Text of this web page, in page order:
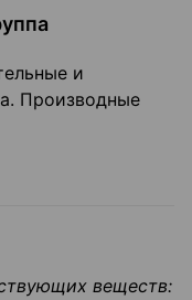
и
Производные
веществ: